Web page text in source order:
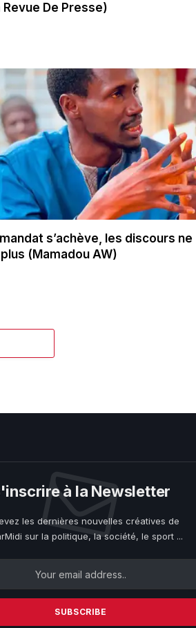
Revue De Presse)
s’achève, les discours ne
(Mamadou AW)
à la Newsletter
les dernières nouvelles créatives de
sur la politique, la société, le sport ...